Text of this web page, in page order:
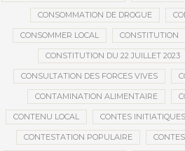
CONSOMMATION DE DROGUE
CONSOMMER LOCAL CONSTITUTION
CONSTITUTION DU 22 JUILLET 2023
CONSULTATION DES FORCES VIVES
CONTAMINATION ALIMENTAIRE
CONTENU LOCAL CONTES
CONTESTATION POPULAIRE